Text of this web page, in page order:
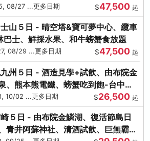
08/27 ...更多日期 $47,500 起
山５日 - 晴空塔&寶可夢中心、纜車
士、鮮採水果、和牛螃蟹食放題
08/29 ...更多日期 $47,500 起
州５日 - 酒造見學+試飲、由布院金
、熊本熊電鐵、螃蟹吃到飽-台中出
10/02 ...更多日期 $26,500 起
５日 - 由布院金鱗湖、復活節島日
青井阿蘇神社、清酒試飲、巨無霸熊